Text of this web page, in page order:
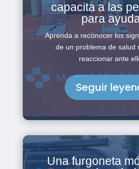
capacita a las
para
Aprenda a reconocer los
de un problema de salud
reaccionar ante
Seguir
Una furgoneta